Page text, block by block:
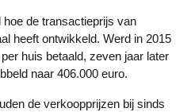
heeft ontwikkeld. Werd in 2015
huis betaald, zeven jaar later
naar 406.000 euro.